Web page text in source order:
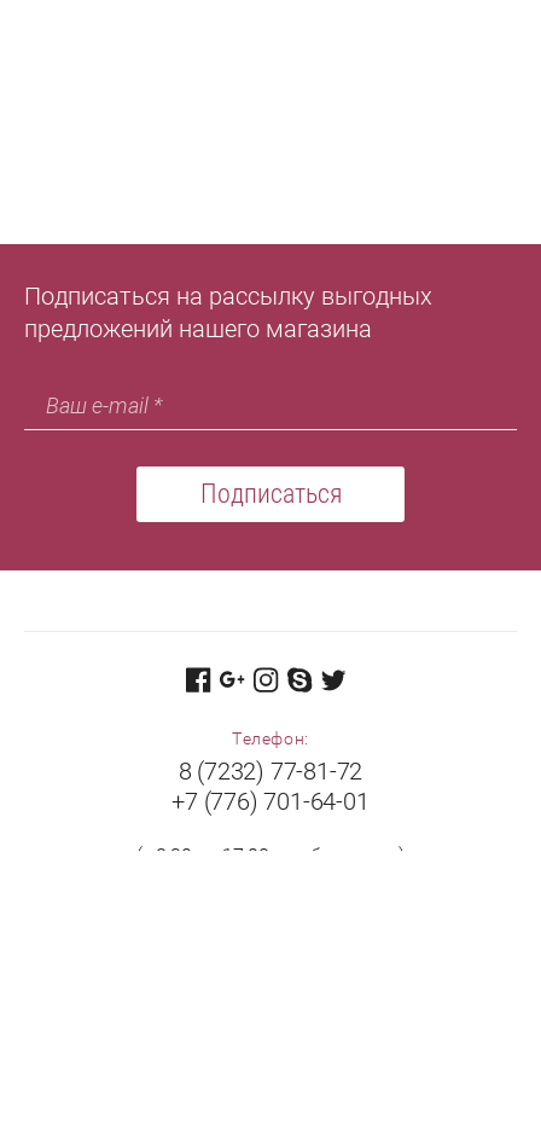
Подписаться на рассылку выгодных
предложений нашего магазина
Подписаться
Телефон:
8 (7232) 77-81-72
+7 (776) 701-64-01
(с 8:30 до 17:00 в рабочие дни)